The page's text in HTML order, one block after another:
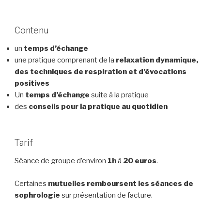
Contenu
un temps d’échange
une pratique comprenant de la relaxation dynamique,
des techniques de respiration et d’évocations
positives
Un temps d’échange suite à la pratique
des conseils pour la pratique au quotidien
Tarif
Séance de groupe d’environ 1hà 20 euros.
Certaines mutuelles remboursent les séances de
sophrologie sur présentation de facture.